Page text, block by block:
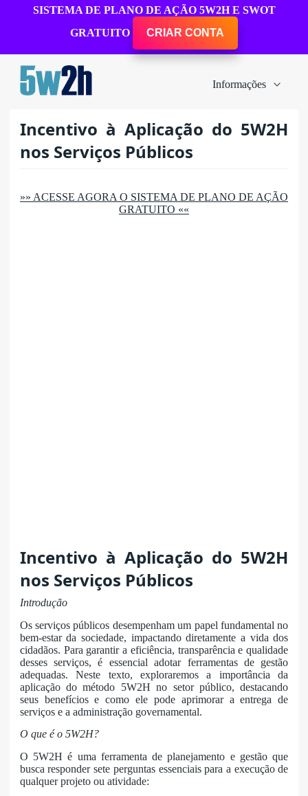
SISTEMA DE PLANO DE AÇÃO 5W2H E SWOT
GRATUITO
CRIAR CONTA
Informações
Incentivo à Aplicação do 5W2H
nos Serviços Públicos
»» ACESSE AGORA O SISTEMA DE PLANO DE AÇÃO
GRATUITO ««
Incentivo à Aplicação do 5W2H
nos Serviços Públicos
Introdução
Os serviços públicos desempenham um papel fundamental no
bem-estar da sociedade, impactando diretamente a vida dos
cidadãos. Para garantir a eficiência, transparência e qualidade
desses serviços, é essencial adotar ferramentas de gestão
adequadas. Neste texto, exploraremos a importância da
aplicação do método 5W2H no setor público, destacando
seus benefícios e como ele pode aprimorar a entrega de
serviços e a administração governamental.
O que é o 5W2H?
O 5W2H é uma ferramenta de planejamento e gestão que
busca responder sete perguntas essenciais para a execução de
qualquer projeto ou atividade: